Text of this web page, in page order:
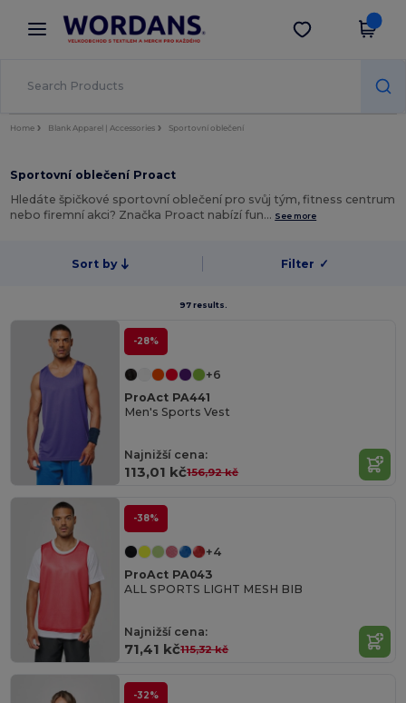
× Aplikace Wordans
Lepší ceny v aplikaci!
Stáhnout app
Home Blank Apparel | Accessories Sportovní oblečení
Sportovní oblečení Proact
Hledáte špičkové sportovní oblečení pro svůj tým, fitness centrum
nebo firemní akci? Značka Proact nabízí fun… See more
Sort by Filter ✓
97 results.
-28%
+6
ProAct PA441
Men's Sports Vest
Najnižší cena:
113,01 kč156,92 kč
-38%
+4
ProAct PA043
ALL SPORTS LIGHT MESH BIB
Najnižší cena:
71,41 kč115,32 kč
-32%